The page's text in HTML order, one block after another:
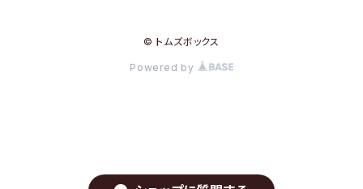
© トムズボックス
Powered by